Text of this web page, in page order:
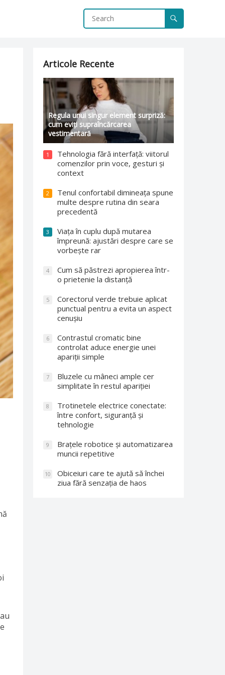
Articole Recente
Regula unui singur element surpriză:
cum eviți supraîncărcarea
vestimentară
1
Tehnologia fără interfață: viitorul
comenzilor prin voce, gesturi și
context
2
Tenul confortabil dimineața spune
multe despre rutina din seara
precedentă
3
Viața în cuplu după mutarea
împreună: ajustări despre care se
vorbește rar
4
Cum să păstrezi apropierea într-
o prietenie la distanță
5
Corectorul verde trebuie aplicat
punctual pentru a evita un aspect
cenușiu
6
Contrastul cromatic bine
controlat aduce energie unei
apariții simple
7
Bluzele cu mâneci ample cer
simplitate în restul apariției
8
Trotinetele electrice conectate:
între confort, siguranță și
tehnologie
9
Brațele robotice și automatizarea
muncii repetitive
10
Obiceiuri care te ajută să închei
ziua fără senzația de haos